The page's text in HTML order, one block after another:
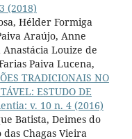
(2018)
Hélder Formiga
Araújo, Anne
Louize de
Paiva Lucena,
TRADICIONAIS NO
ESTUDO DE
v. 10 n. 4 (2016)
Batista, Deimes do
Chagas Vieira